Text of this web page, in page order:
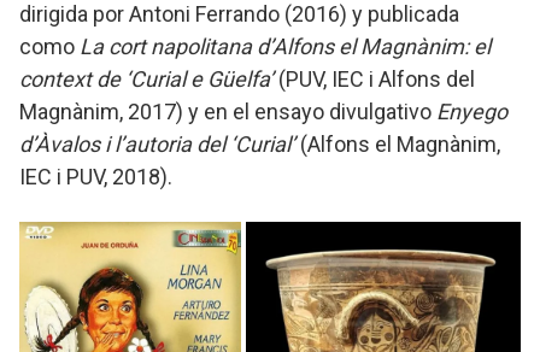
dirigida por Antoni Ferrando (2016) y publicada
como La cort napolitana d’Alfons el Magnànim: el
context de ‘Curial e Güelfa’(PUV, IEC i Alfons del
Magnànim, 2017) y en el ensayo divulgativo Enyego
d’Àvalos i l’autoria del ‘Curial’(Alfons el Magnànim,
IEC i PUV, 2018).